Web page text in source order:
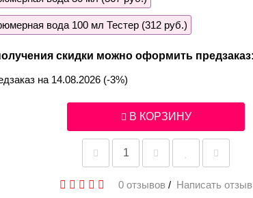
вода 100 мл Тестер (312 руб.)
скидки можно оформить предзаказ:
на 14.08.2026 (-3%)
В КОРЗИНУ
0 отзывов / Написать отзыв